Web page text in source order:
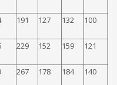
191 127 132 100
229 152 159 121
267 178 184 140